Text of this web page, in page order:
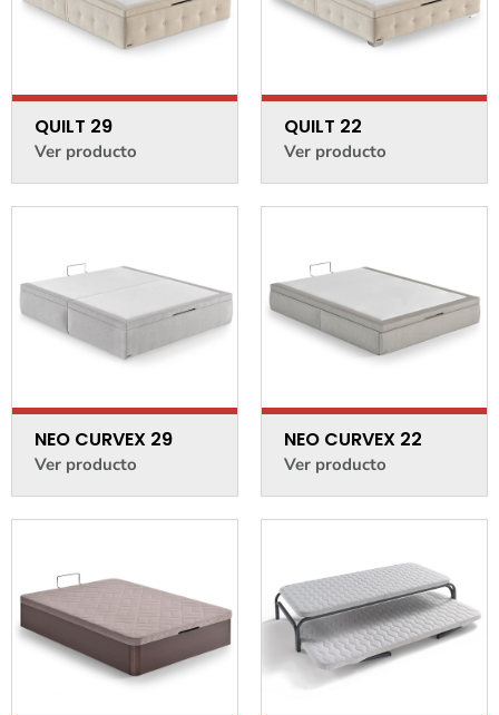
QUILT 29
Ver producto
QUILT 22
Ver producto
NEO CURVEX 29
Ver producto
NEO CURVEX 22
Ver producto